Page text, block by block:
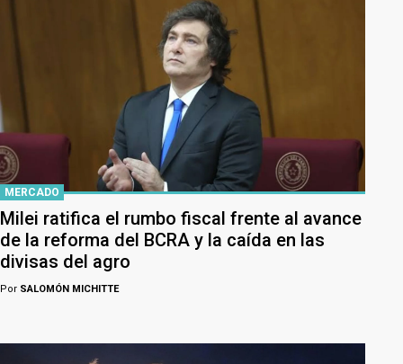
MERCADO
Milei ratifica el rumbo fiscal frente al avance
de la reforma del BCRA y la caída en las
divisas del agro
Por SALOMÓN MICHITTE